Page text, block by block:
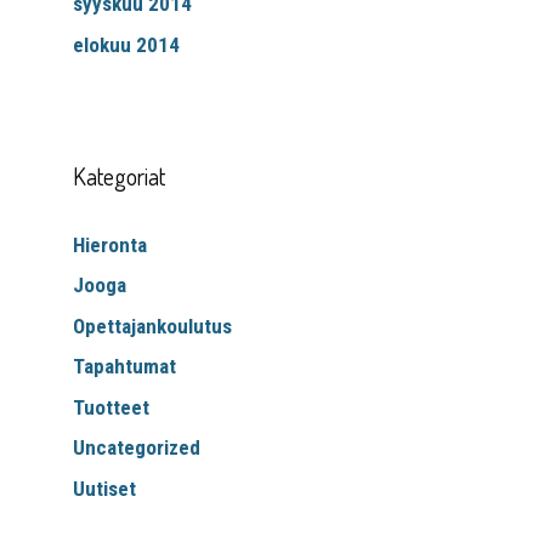
elokuu 2014
Kategoriat
Hieronta
Jooga
Opettajankoulutus
Tapahtumat
Tuotteet
Uncategorized
Uutiset